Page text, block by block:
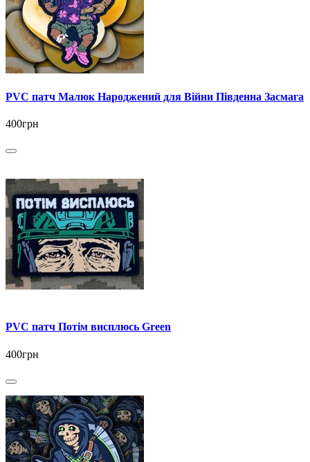
PVC патч Малюк Народжений для Війни Південна Засмага
400грн
PVC патч Потім висплюсь Green
400грн